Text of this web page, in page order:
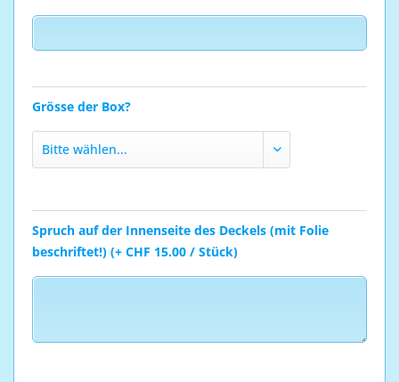
Grösse der Box?
Spruch auf der Innenseite des Deckels (mit Folie
beschriftet!) (+ CHF 15.00 / Stück)